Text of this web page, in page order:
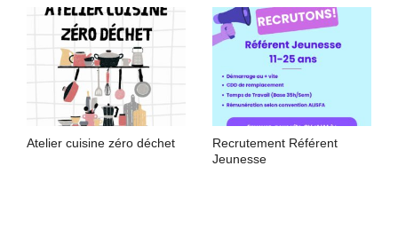
Atelier cuisine zéro déchet
Recrutement Référent
Jeunesse